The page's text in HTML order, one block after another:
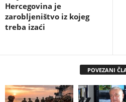
Hercegovina je
zarobljeništvo iz kojeg
treba izaći
POVEZANI